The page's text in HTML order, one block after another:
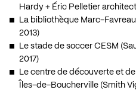
Hardy + Éric Pelletier
La bibliothèque Marc-
2013)
Le stade de soccer CESM
2017)
Le centre de découverte et
Îles-de-Boucherville (Smith